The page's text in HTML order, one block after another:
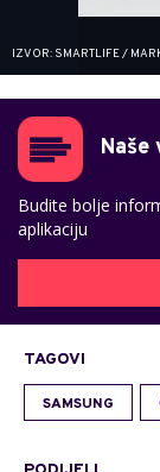
IZVOR: SMARTLIFE /
Budite bolje
aplikaciju
TAGOVI
SAMSUNG